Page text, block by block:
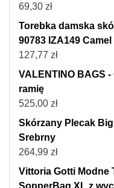
69,30 zł
Torebka damska
90783 IZA149 Camel
127,77 zł
VALENTINO BAGS
ramię
525,00 zł
Skórzany Plecak
Srebrny
264,99 zł
Vittoria Gotti Modne
SopperBag XL z